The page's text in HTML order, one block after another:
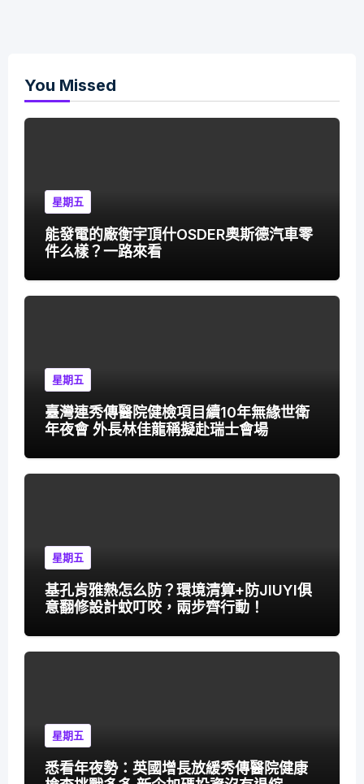
You Missed
星期五
能發電的廠衡宇頂什OSDER奧斯德汽車零
件么樣？一路來看
星期五
臺灣連秀傳醫院健檢項目續10年無緣世衛
年夜會 外長林佳龍稱擬赴瑞士會場
星期五
基孔肯雅熱怎么防？環境清算+防JIUYI俱
意翻修設計蚊叮咬，兩步齊行動！
星期五
悉看年夜勢：英國增長放緩秀傳醫院健康